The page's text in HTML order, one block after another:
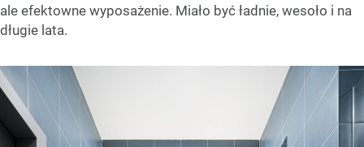
ale efektowne wyposażenie. Miało być ładnie, wesoło i na
długie lata.